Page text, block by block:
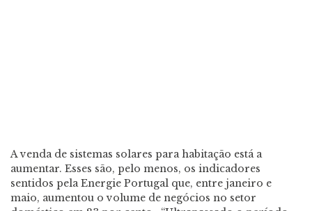
A venda de sistemas solares para habitação está a
aumentar. Esses são, pelo menos, os indicadores
sentidos pela Energie Portugal que, entre janeiro e
maio, aumentou o volume de negócios no setor